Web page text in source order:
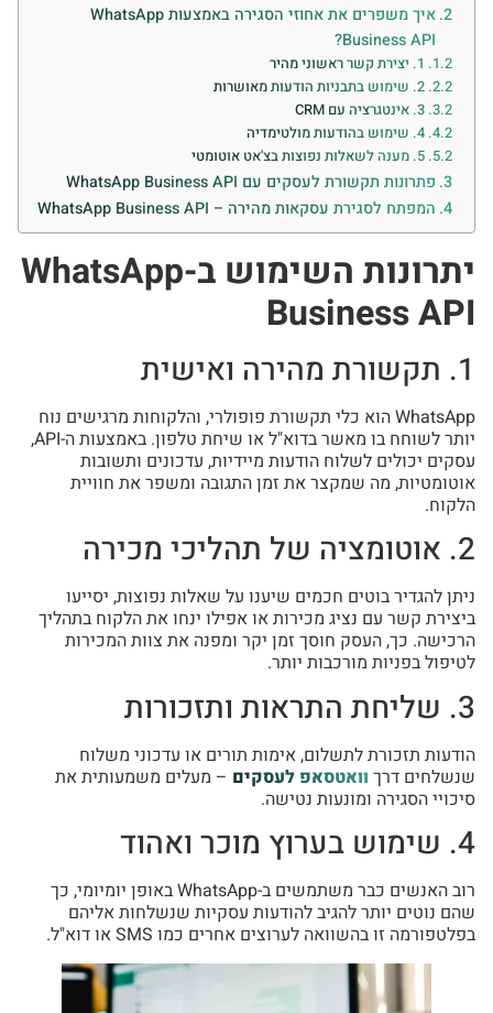
איך משפרים את אחוזי הסגירה באמצעות WhatsApp
Business API?
1. יצירת קשר ראשוני מהיר
2. שימוש בתבניות הודעות מאושרות
3. אינטגרציה עם CRM
4. שימוש בהודעות מולטימדיה
5. מענה לשאלות נפוצות בצ'אט אוטומטי
פתרונות תקשורת לעסקים עם WhatsApp Business API
המפתח לסגירת עסקאות מהירה – WhatsApp Business API
יתרונות השימוש ב-WhatsApp
Business API
1. תקשורת מהירה ואישית
WhatsApp הוא כלי תקשורת פופולרי, והלקוחות מרגישים נוח
יותר לשוחח בו מאשר בדוא"ל או שיחת טלפון. באמצעות ה-API,
עסקים יכולים לשלוח הודעות מיידיות, עדכונים ותשובות
אוטומטיות, מה שמקצר את זמן התגובה ומשפר את חוויית
הלקוח.
2. אוטומציה של תהליכי מכירה
ניתן להגדיר בוטים חכמים שיענו על שאלות נפוצות, יסייעו
ביצירת קשר עם נציג מכירות או אפילו ינחו את הלקוח בתהליך
הרכישה. כך, העסק חוסך זמן יקר ומפנה את צוות המכירות
לטיפול בפניות מורכבות יותר.
3. שליחת התראות ותזכורות
הודעות תזכורת לתשלום, אימות תורים או עדכוני משלוח
שנשלחים דרך וואטסאפ לעסקים – מעלים משמעותית את
סיכויי הסגירה ומונעות נטישה.
4. שימוש בערוץ מוכר ואהוד
רוב האנשים כבר משתמשים ב-WhatsApp באופן יומיומי, כך
שהם נוטים יותר להגיב להודעות עסקיות שנשלחות אליהם
בפלטפורמה זו בהשוואה לערוצים אחרים כמו SMS או דוא"ל.